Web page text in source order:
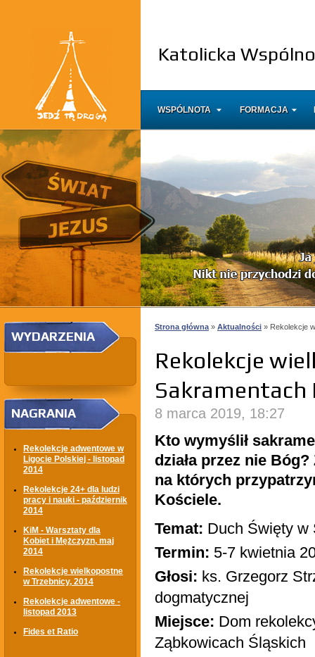
Katolicka
WSPÓLNOTA FORMACJA
WYDARZENIA
NAGRANIA
Rekolekcje adwentowe w
Ligocie Polskiej - listopad
2014
Rekolekcje 24+ dla ludzi
pracy i nauki - październik
2014
KiM - Warsztaty dla
Kobiet i Mężczyzn, maj
2014
Rekolekcje wielkopostne
w Trzebnicy, 2014
Rekolekcje adwentowe -
listopad 2013
Fides et Ratio
Strona główna » Aktualności » Rekolekcje
Rekolekcje
Sakramentach
8 marca 2019, 18:27
Kto wymyślił
działa przez nie
na których
Kościele.
Temat: Duch Święty w
Termin: 5-7 kwietnia
Głosi: ks. Grzegorz
dogmatycznej
Miejsce: Dom
Ząbkowicach Śląskich